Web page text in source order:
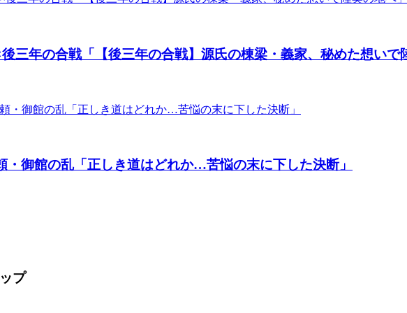
三年の合戦「【後三年の合戦】源氏の棟梁・義家、秘めた想いで
御館の乱「正しき道はどれか…苦悩の末に下した決断」
プ